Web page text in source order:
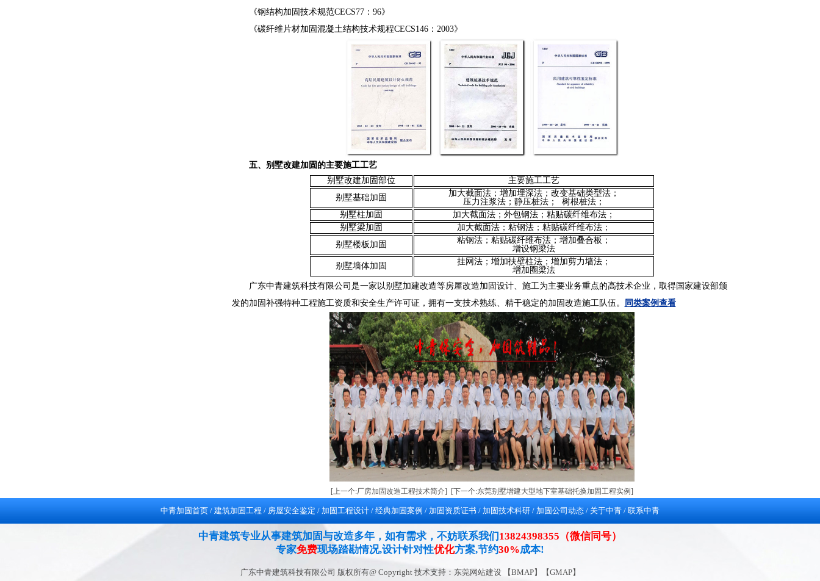
《钢结构加固技术规范CECS77：96》
《碳纤维片材加固混凝土结构技术规程CECS146：2003》
五、别墅改建加固的主要施工工艺
别墅改建加固部位
主要施工工艺
别墅基础加固
加大截面法；增加埋深法；改变基础类型法；
压力注浆法；静压桩法；
树根桩法；
别墅柱加固
加大截面法；外包钢法；粘贴碳纤维布法；
别墅梁加固
加大截面法；粘钢法；粘贴碳纤维布法；
别墅楼板加固
粘钢法；粘贴碳纤维布法；增加叠合板；
增设钢梁法
别墅墙体加固
挂网法；增加扶壁柱法；增加剪力墙法；
增加圈梁法
广东中青建筑科技有限公司是一家以别墅加建改造等房屋改造加固设计、施工为主要业务重点的高技术企业，取得国家建设部颁
发的加固补强特种工程施工资质和安全生产许可证，拥有一支技术熟练、精干稳定的加固改造施工队伍。
同类案例查看
[上一个:厂房加固改造工程技术简介] [下一个:东莞别墅增建大型地下室基础托换加固工程实例]
中青加固首页 / 建筑加固工程 / 房屋安全鉴定 / 加固工程设计 / 经典加固案例 / 加固资质证书 / 加固技术科研 / 加固公司动态 / 关于中青 / 联系中青
中青建筑专业从事建筑加固与改造多年，如有需求，不妨联系我们13824398355（微信同号）
专家免费现场踏勘情况,设计针对性优化方案,节约30%成本!
广东中青建筑科技有限公司 版权所有@ Copyright 技术支持： 东莞网站建设【BMAP】【GMAP】